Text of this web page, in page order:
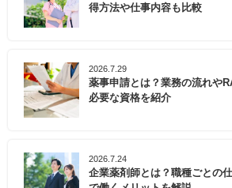
得方法や仕事内容も比較
2026.7.29
薬事申請とは？業務の流れや
必要な資格を紹介
2026.7.24
企業薬剤師とは？職種ごとの